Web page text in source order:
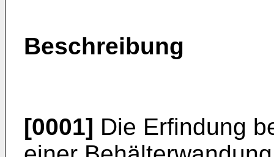
Beschreibung
[0001] Die Erfindung